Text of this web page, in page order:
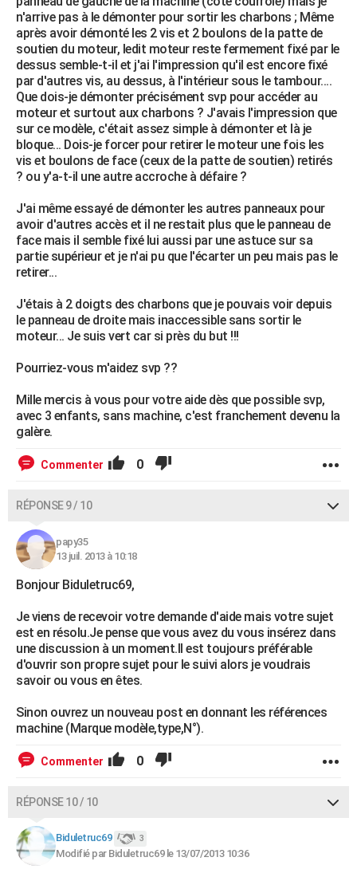
n'arrive pas à le démonter pour sortir les charbons ; Même
après avoir démonté les 2 vis et 2 boulons de la patte de
soutien du moteur, ledit moteur reste fermement fixé par le
dessus semble-t-il et j'ai l'impression qu'il est encore fixé
par d'autres vis, au dessus, à l'intérieur sous le tambour....
Que dois-je démonter précisément svp pour accéder au
moteur et surtout aux charbons ? J'avais l'impression que
sur ce modèle, c'était assez simple à démonter et là je
bloque... Dois-je forcer pour retirer le moteur une fois les
vis et boulons de face (ceux de la patte de soutien) retirés
? ou y'a-t-il une autre accroche à défaire ?
J'ai même essayé de démonter les autres panneaux pour
avoir d'autres accès et il ne restait plus que le panneau de
face mais il semble fixé lui aussi par une astuce sur sa
partie supérieur et je n'ai pu que l'écarter un peu mais pas le
retirer...
J'étais à 2 doigts des charbons que je pouvais voir depuis
le panneau de droite mais inaccessible sans sortir le
moteur... Je suis vert car si près du but !!!
Pourriez-vous m'aidez svp ??
Mille mercis à vous pour votre aide dès que possible svp,
avec 3 enfants, sans machine, c'est franchement devenu la
galère.
Commenter 0
RÉPONSE 9 / 10
papy35
13 juil. 2013 à 10:18
Bonjour Biduletruc69,
Je viens de recevoir votre demande d'aide mais votre sujet
est en résolu.Je pense que vous avez du vous insérez dans
une discussion à un moment.Il est toujours préférable
d'ouvrir son propre sujet pour le suivi alors je voudrais
savoir ou vous en êtes.
Sinon ouvrez un nouveau post en donnant les références
machine (Marque modèle,type,N°).
Commenter 0
RÉPONSE 10 / 10
Biduletruc69 3
Modifié par Biduletruc69 le 13/07/2013 10:36